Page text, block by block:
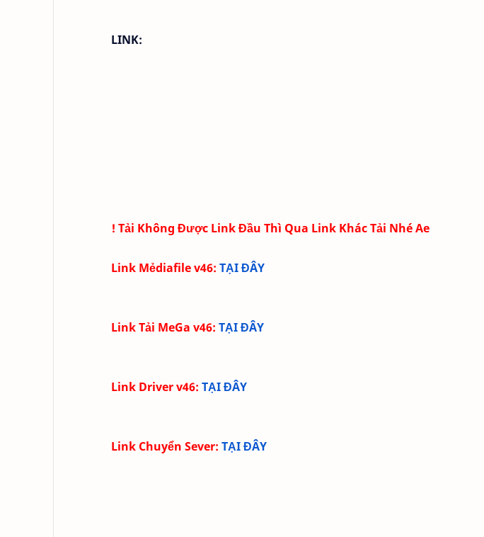
LINK:
! Tải Không Được Link Đầu Thì Qua Link Khác Tải Nhé Ae
Link Mẻdiafile v46: TẠI ĐÂY
Link Tải MeGa v46: TẠI ĐÂY
Link Driver v46: TẠI ĐÂY
Link Chuyển Sever: TẠI ĐÂY